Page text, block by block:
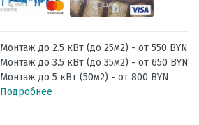
Монтаж до 2.5 кВт (до 25м2) - от 550 BYN
Монтаж до 3.5 кВт (до 35м2) - от 650 BYN
Монтаж до 5 кВт (50м2) - от 800 BYN
Подробнее